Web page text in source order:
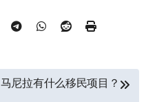
马尼拉有什么移民项目？